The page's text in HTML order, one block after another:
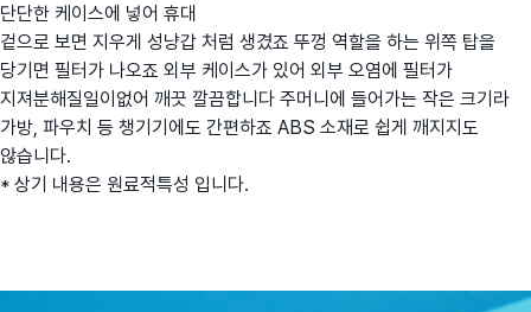
단단한 케이스에 넣어 휴대
겉으로 보면 지우게 성냥갑 처럼 생겼죠 뚜껑 역할을 하는 위쪽 탑을
당기면 필터가 나오죠 외부 케이스가 있어 외부 오염에 필터가
지져분해질일이없어 깨끗 깔끔합니다 주머니에 들어가는 작은 크기라
가방, 파우치 등 챙기기에도 간편하죠 ABS 소재로 쉽게 깨지지도
않습니다.
* 상기 내용은 원료적특성 입니다.